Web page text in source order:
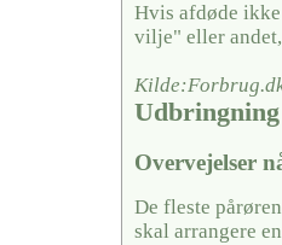
Hvis afdøde
vilje" eller
Overvejelser
De fleste
skal arrangere